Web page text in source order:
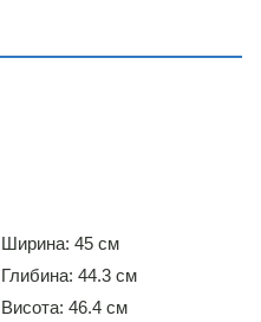
Ширина: 45 см
Глибина: 44.3 см
Висота: 46.4 см